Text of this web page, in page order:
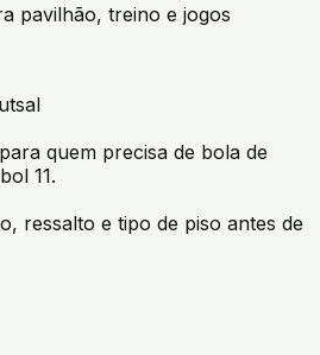
pavilhão, treino e jogos
quem precisa de bola de
11.
ressalto e tipo de piso antes de